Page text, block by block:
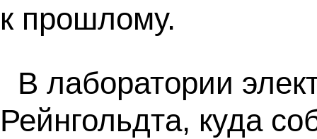
к прошлому.
В лаборатории
Рейнгольдта, куда